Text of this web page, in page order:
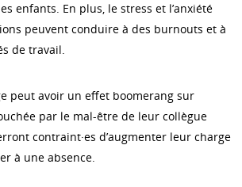
enfants. En plus, le stress et l’anxiété
peuvent conduire à des burnouts et à
de travail.
peut avoir un effet boomerang sur
par le mal-être de leur collègue
contraint·es d’augmenter leur charge
à une absence.